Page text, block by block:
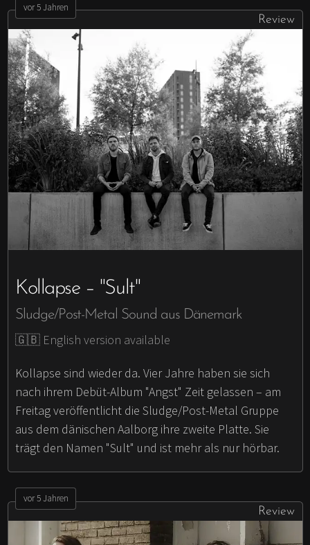
vor 5 Jahren
Review
Kollapse – "Sult"
Sludge/Post-Metal Sound aus Dänemark
🇬🇧 English version available
Kollapse sind wieder da. Vier Jahre haben sie sich
nach ihrem Debüt-Album "Angst" Zeit gelassen – am
Freitag veröffentlicht die Sludge/Post-Metal Gruppe
aus dem dänischen Aalborg ihre zweite Platte. Sie
trägt den Namen "Sult" und ist mehr als nur hörbar.
vor 5 Jahren
Review